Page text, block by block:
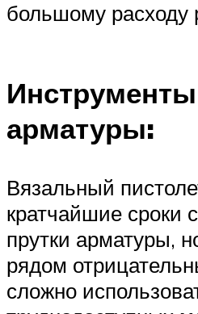
большому расходу
арматуры:
Вязальный
кратчайшие сроки
прутки арматуры,
рядом
сложно